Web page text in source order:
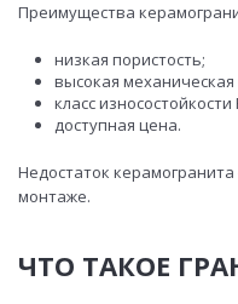
Преимущества
низкая пористость;
высокая механическая
класс износостойкости
доступная цена.
Недостаток
монтаже.
ЧТО ТАКОЕ